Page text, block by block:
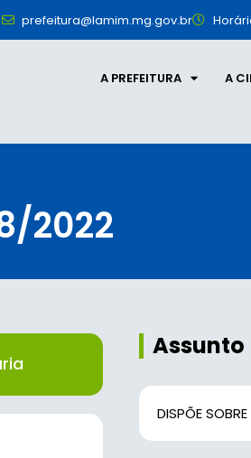
prefeitura@lamim.mg.gov.br
A PREFEITURA A
2022
Assunto
DISPÕE